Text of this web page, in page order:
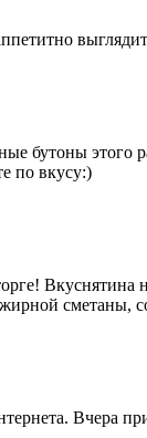
выглядит
бутоны
по вкусу:)
сметаны,
Вчера